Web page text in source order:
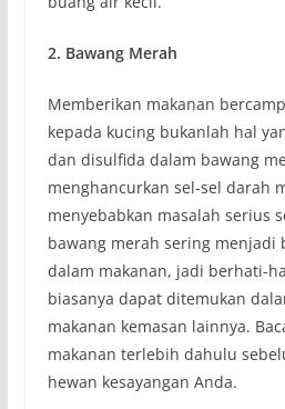
2. Bawang Merah
Memberikan makanan
kepada kucing bukanlah hal
dan disulfida dalam bawang
menghancurkan sel-sel darah
menyebabkan masalah serius
bawang merah sering menjadi
dalam makanan, jadi berhati-
biasanya dapat ditemukan
makanan kemasan lainnya.
makanan terlebih dahulu
hewan kesayangan Anda.